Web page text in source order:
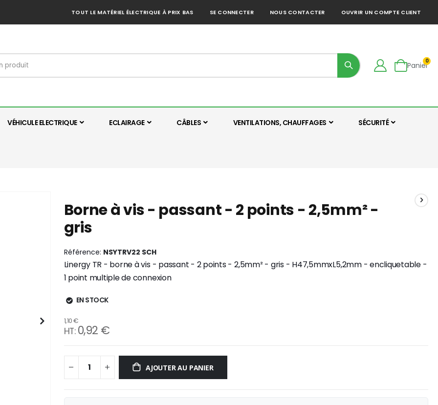
TOUT LE MATÉRIEL ÉLECTRIQUE À PRIX BAS SE CONNECTER NOUS CONTACTER OUVRIR UN COMPTE CLIENT
Panier
0
VÉHICULE ELECTRIQUE ECLAIRAGE CÂBLES VENTILATIONS, CHAUFFAGES SÉCURITÉ
Borne à vis - passant - 2 points - 2,5mm² -
gris
Référence NSYTRV22 SCH
Linergy TR - borne à vis - passant - 2 points - 2,5mm² - gris - H47,5mmxL5,2mm - encliquetable -
1 point multiple de connexion
EN STOCK
1,10 €
0,92 €
AJOUTER AU PANIER